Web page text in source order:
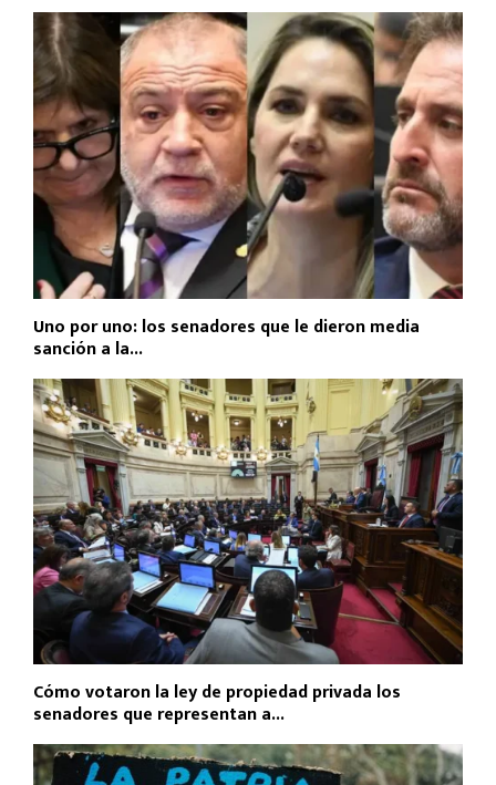
Uno por uno: los senadores que le dieron media
sanción a la...
Cómo votaron la ley de propiedad privada los
senadores que representan a...